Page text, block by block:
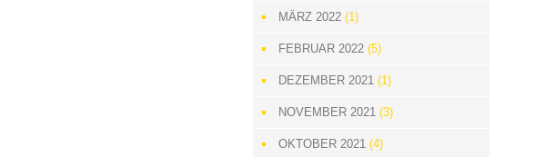
MÄRZ 2022(1)
FEBRUAR 2022(5)
DEZEMBER 2021(1)
NOVEMBER 2021(3)
OKTOBER 2021(4)